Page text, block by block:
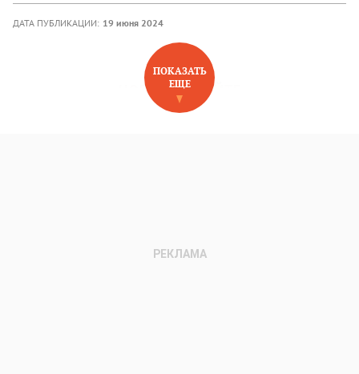
ДАТА ПУБЛИКАЦИИ: 19 июня 2024
НОВОЕ НА САЙТЕ
ПОКАЗАТЬ
ЕЩЕ